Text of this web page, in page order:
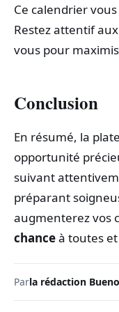
Ce calendrier
Restez attentif
vous pour
Conclusion
En résumé, la
opportunité
suivant
préparant
augmenterez vos
chanceà toutes
Parla rédaction